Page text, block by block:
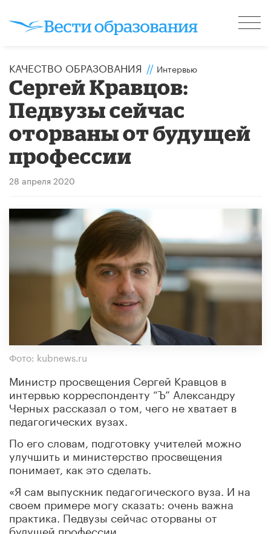
КАЧЕСТВО ОБРАЗОВАНИЯ // Интервью
Сергей Кравцов:
Педвузы сейчас
оторваны от будущей
профессии
28 апреля 2020
Фото: kubnews.ru
Министр просвещения Сергей Кравцов в
интервью корреспонденту “Ъ” Александру
Черных рассказал о том, чего не хватает в
педагогических вузах.
По его словам, подготовку учителей можно
улучшить и министерство просвещения
понимает, как это сделать.
«Я сам выпускник педагогического вуза. И на
своем примере могу сказать: очень важна
практика. Педвузы сейчас оторваны от
будущей профессии.